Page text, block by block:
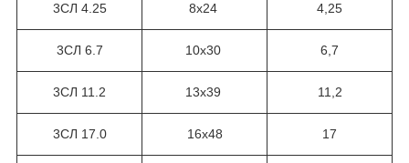
3СЛ 4.25 8х24 4,25
3СЛ 6.7 10х30 6,7
3СЛ 11.2 13х39 11,2
3СЛ 17.0 16х48 17